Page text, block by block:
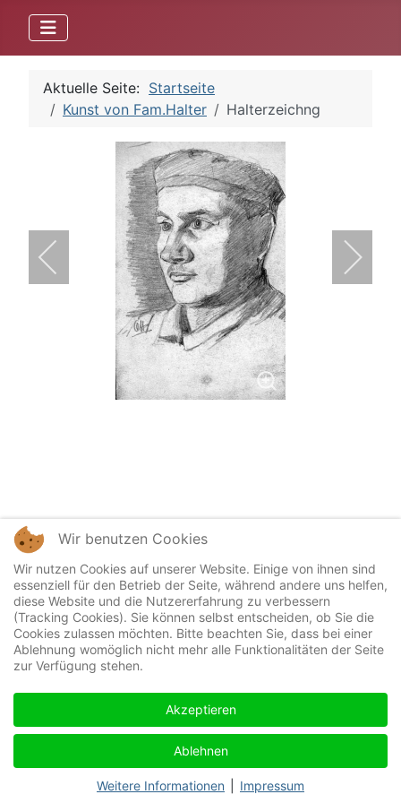
Aktuelle Seite: Startseite
Kunst von Fam.Halter
Halterzeichng
Wir benutzen Cookies
Wir nutzen Cookies auf unserer Website. Einige von ihnen sind
essenziell für den Betrieb der Seite, während andere uns helfen,
diese Website und die Nutzererfahrung zu verbessern
(Tracking Cookies). Sie können selbst entscheiden, ob Sie die
Cookies zulassen möchten. Bitte beachten Sie, dass bei einer
Ablehnung womöglich nicht mehr alle Funktionalitäten der Seite
zur Verfügung stehen.
Akzeptieren
Ablehnen
Weitere Informationen Impressum